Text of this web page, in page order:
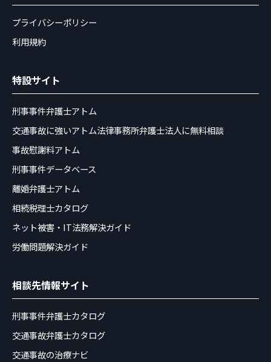
プライバシーポリシー
利用規約
特設サイト
刑事事件弁護士アトム
交通事故に強いアトム法律事務所弁護士法人に無料相談
事故慰謝料アトム
刑事事件データベース
離婚弁護士アトム
相続税理士カタログ
ネット被害・IT法務解決ガイド
労働問題解決ガイド
相談先情報サイト
刑事事件弁護士カタログ
交通事故弁護士カタログ
交通事故の治療ナビ